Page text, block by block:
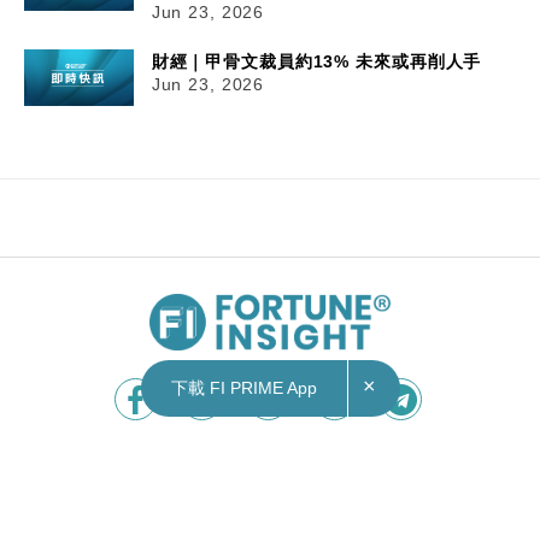
Jun 23, 2026
財經｜甲骨文裁員約13% 未來或再削人手
Jun 23, 2026
財經｜昆侖行註冊不足90日即成獨角獸 估值突
下載 FI PRIME App ×